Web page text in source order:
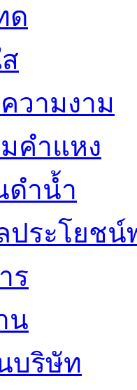
ด
วามงาม
คำแหง
ดำน้ำ
ระโยชน์
ร
น
บริษัท